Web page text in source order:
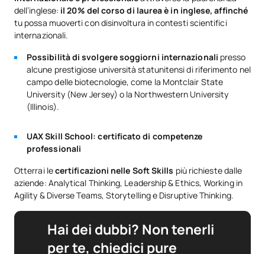
dell’inglese: il 20% del corso di laurea è in inglese, affinché
tu possa muoverti con disinvoltura in contesti scientifici
internazionali.
Possibilità di svolgere soggiorni internazionali presso
alcune prestigiose università statunitensi di riferimento nel
campo delle biotecnologie, come la Montclair State
University (New Jersey) o la Northwestern University
(Illinois).
UAX Skill School: certificato di competenze
professionali
Otterrai lecertificazioni nelle Soft Skills più richieste dalle
aziende: Analytical Thinking, Leadership & Ethics, Working in
Agility & Diverse Teams, Storytelling e Disruptive Thinking.
Hai dei dubbi? Non tenerli
per te, chiedici pure